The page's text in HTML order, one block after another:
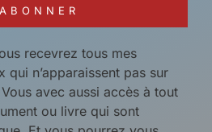
recevrez tous mes
qui n’apparaissent pas sur
avec aussi accès à tout
ou livre qui sont